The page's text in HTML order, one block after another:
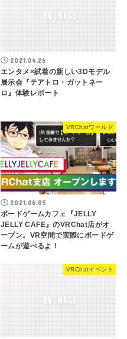
2021.04.26
エンタメ×試着の新しい3Dモデル
展示会『テアトロ・ガットネー
ロ』体験レポート
VRChatワールド
2021.06.05
ボードゲームカフェ『JELLY
JELLY CAFE』のVRChat店がオ
ープン。VR空間で実際にボードゲ
ームが遊べるよ！
VRChatイベント